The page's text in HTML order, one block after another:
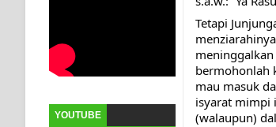
YOUTUBE
Tetapi
meninggalkan
bermohonlah
mau masuk
isyarat mimpi
(walaupun)